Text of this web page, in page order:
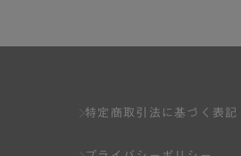
特定商取引法に基づく表記